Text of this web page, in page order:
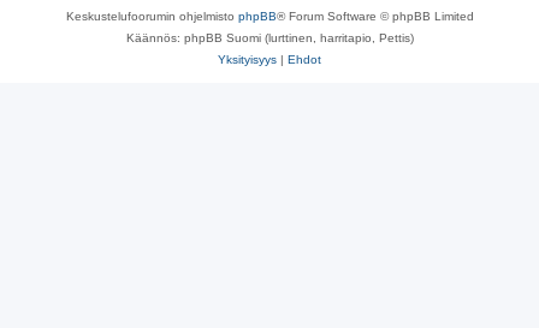
Keskustelufoorumin ohjelmisto phpBB® Forum Software © phpBB Limited
Käännös: phpBB Suomi (lurttinen, harritapio, Pettis)
Yksityisyys | Ehdot